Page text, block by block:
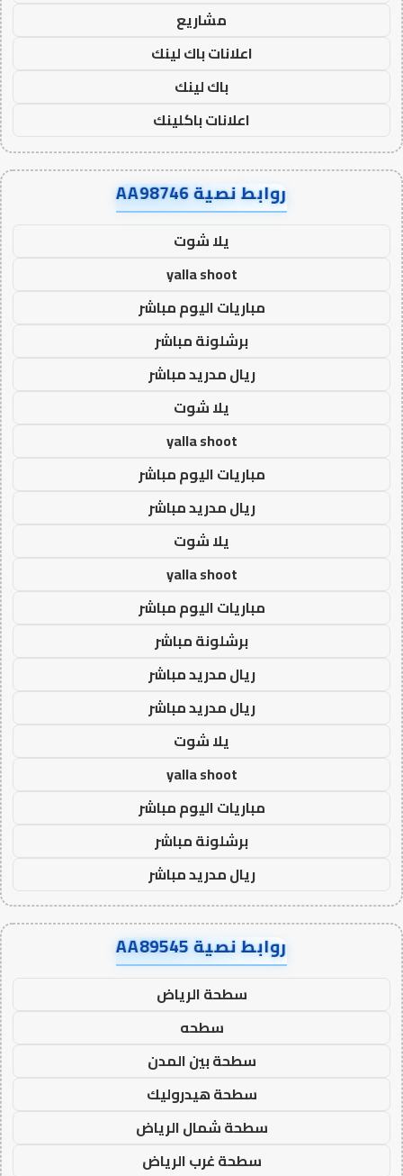
مشاريع
اعلانات باك لينك
باك لينك
اعلانات باكلينك
روابط نصية AA98746
يلا شوت
yalla shoot
مباريات اليوم مباشر
برشلونة مباشر
ريال مدريد مباشر
يلا شوت
yalla shoot
مباريات اليوم مباشر
ريال مدريد مباشر
يلا شوت
yalla shoot
مباريات اليوم مباشر
برشلونة مباشر
ريال مدريد مباشر
ريال مدريد مباشر
يلا شوت
yalla shoot
مباريات اليوم مباشر
برشلونة مباشر
ريال مدريد مباشر
روابط نصية AA89545
سطحة الرياض
سطحه
سطحة بين المدن
سطحة هيدروليك
سطحة شمال الرياض
سطحة غرب الرياض